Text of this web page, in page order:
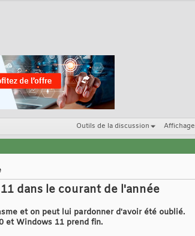
Outils de la discussion Affichage
dans le courant de l'année
et on peut lui pardonner d'avoir été oublié.
et Windows 11 prend fin.